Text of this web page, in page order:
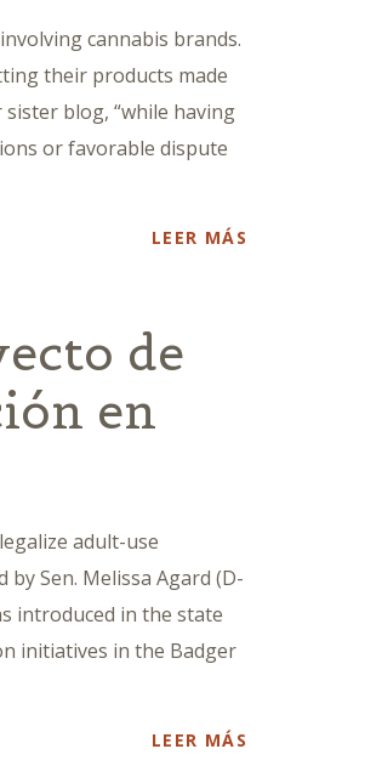
cannabis brands.
their products made
blog, “while having
or favorable dispute
LEER MÁS
de
en
adult-use
Sen. Melissa Agard (D-
introduced in the state
initiatives in the Badger
LEER MÁS